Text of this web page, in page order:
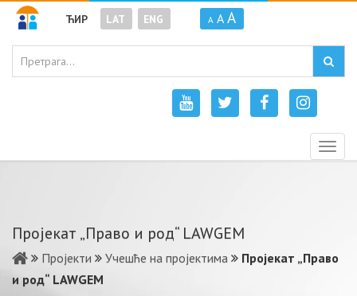
ЋИР LAT ENG A A A
Пројекат „Право и род“ LAWGEM
Пројекти Учешће на пројектима
Пројекат „Право
и род“ LAWGEM